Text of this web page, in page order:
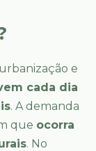
e
cada dia
. A demanda
que ocorra
. No